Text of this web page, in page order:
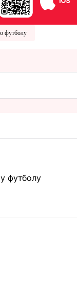
футболу
футболу